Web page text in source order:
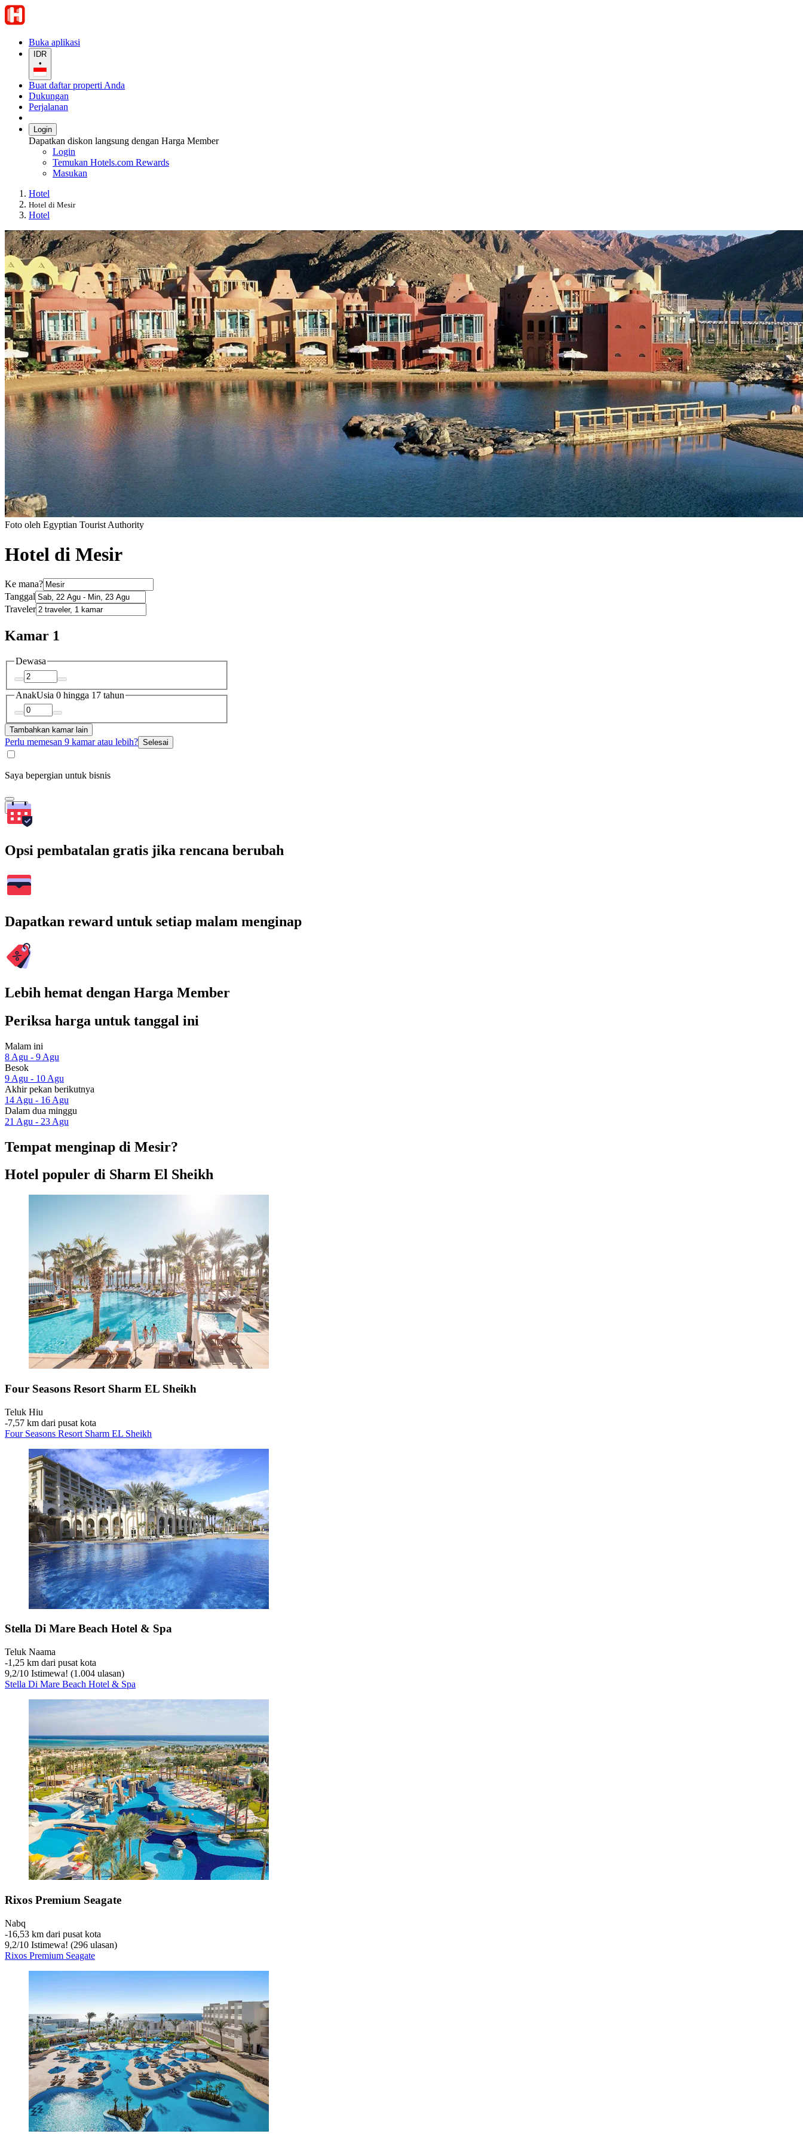
Buka aplikasi
IDR
•
Buat daftar properti Anda
Dukungan
Perjalanan
Login
Dapatkan diskon langsung dengan Harga Member
Login
Temukan Hotels.com Rewards
Masukan
Hotel
Hotel di Mesir
Hotel
Foto oleh Egyptian Tourist Authority
Hotel di Mesir
Ke mana?
Tanggal
Traveler
Kamar 1
Dewasa
AnakUsia 0 hingga 17 tahun
Tambahkan kamar lain
Perlu memesan 9 kamar atau lebih? Selesai
Saya bepergian untuk bisnis
Cari
Opsi pembatalan gratis jika rencana berubah
Dapatkan reward untuk setiap malam menginap
Lebih hemat dengan Harga Member
Periksa harga untuk tanggal ini
Malam ini
8 Agu - 9 Agu
Besok
9 Agu - 10 Agu
Akhir pekan berikutnya
14 Agu - 16 Agu
Dalam dua minggu
21 Agu - 23 Agu
Tempat menginap di Mesir?
Hotel populer di Sharm El Sheikh
Four Seasons Resort Sharm EL Sheikh
Teluk Hiu
‐7,57 km dari pusat kota
Four Seasons Resort Sharm EL Sheikh
Stella Di Mare Beach Hotel & Spa
Teluk Naama
‐1,25 km dari pusat kota
9,2/10 Istimewa! (1.004 ulasan)
Stella Di Mare Beach Hotel & Spa
Rixos Premium Seagate
Nabq
‐16,53 km dari pusat kota
9,2/10 Istimewa! (296 ulasan)
Rixos Premium Seagate